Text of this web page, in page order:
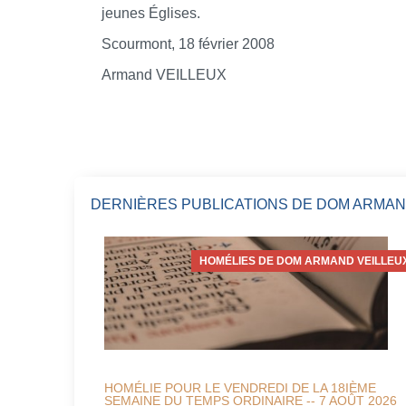
jeunes Églises.
Scourmont, 18 février 2008
Armand VEILLEUX
DERNIÈRES PUBLICATIONS DE DOM
HOMÉLIES DE DOM ARMAND
HOMÉLIE POUR LE VENDREDI DE LA 18IÈME
SEMAINE DU TEMPS ORDINAIRE -- 7 AOÛT 2026